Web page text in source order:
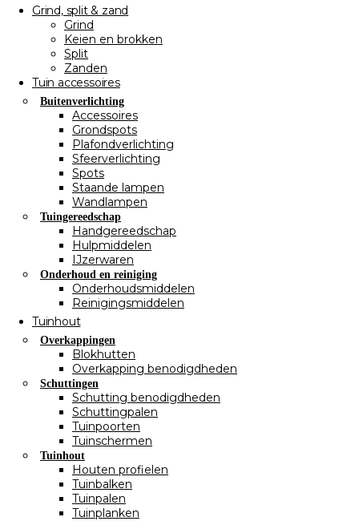
Grind, split & zand
Grind
Keien en brokken
Split
Zanden
Tuin accessoires
Buitenverlichting
Accessoires
Grondspots
Plafondverlichting
Sfeerverlichting
Spots
Staande lampen
Wandlampen
Tuingereedschap
Handgereedschap
Hulpmiddelen
IJzerwaren
Onderhoud en reiniging
Onderhoudsmiddelen
Reinigingsmiddelen
Tuinhout
Overkappingen
Blokhutten
Overkapping benodigdheden
Schuttingen
Schutting benodigdheden
Schuttingpalen
Tuinpoorten
Tuinschermen
Tuinhout
Houten profielen
Tuinbalken
Tuinpalen
Tuinplanken